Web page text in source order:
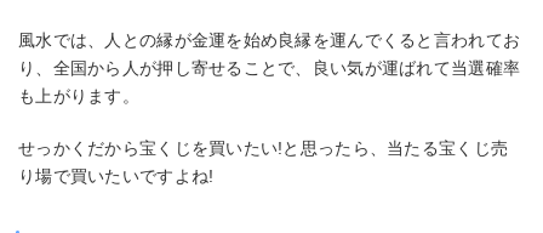
風水では、人との縁が金運を始め良縁を運んでくると言われてお
り、全国から人が押し寄せることで、良い気が運ばれて当選確率
も上がります。
せっかくだから宝くじを買いたい!と思ったら、当たる宝くじ売
り場で買いたいですよね!